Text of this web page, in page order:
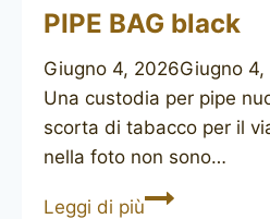
PIPE BAG black
Giugno 4, 2026Giugno
Una custodia per pipe
scorta di tabacco per il
nella foto non sono…
Leggi di piùPIPE